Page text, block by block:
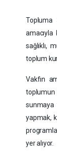
Topluma
sağlıklı,
toplum
Vakfın
sunmaya
yapmak,
yer alıyor.